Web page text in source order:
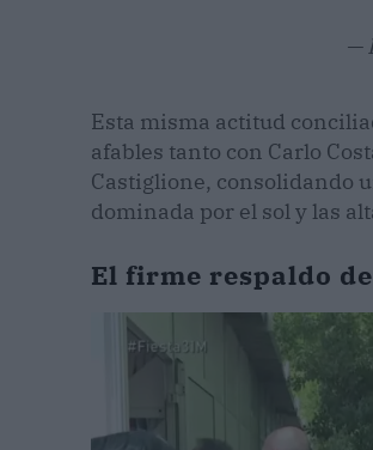
—
Esta misma actitud
afables tanto con Carlo
Castiglione, consolidando
dominada por el sol y las
El firme respaldo